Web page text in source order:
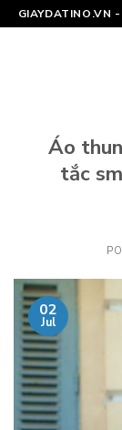
Skip
to
GIAYDATINO.VN
Áo
tắc
02
Jul